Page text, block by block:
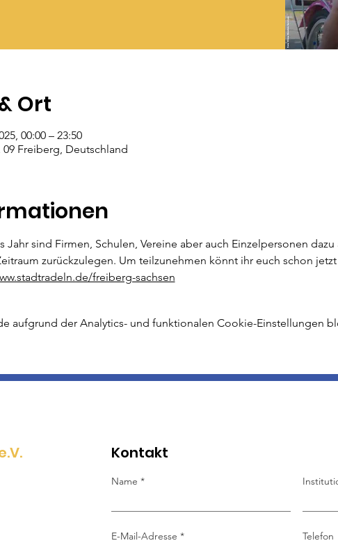
Ort
00:00 – 23:50
09 Freiberg, Deutschland
Jahr sind Firmen, Schulen, Vereine aber auch Einzelpersonen
zurückzulegen. Um teilzunehmen könnt ihr euch schon
freiberg-sachsen
aufgrund der Analytics- und funktionalen Cookie-Einstellungen
Kontakt
Name
E-Mail-Adresse Telefon